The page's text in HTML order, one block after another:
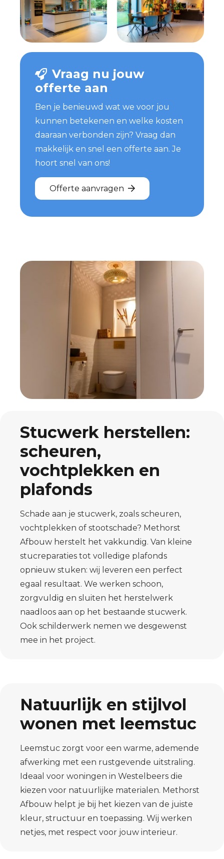
Vraag nu jouw
offerte aan
Ben je benieuwd wat we voor jou
kunnen betekenen en welke kosten
daaraan verbonden zijn? Vraag dan
makkelijk en snel een offerte aan. Je
hoort snel van ons!
Offerte aanvragen
Stucwerk herstellen:
scheuren,
vochtplekken en
plafonds
Schade aan je stucwerk, zoals scheuren,
vochtplekken of stootschade? Methorst
Afbouw herstelt het vakkundig. Van kleine
stucreparaties tot volledige plafonds
opnieuw stuken: wij leveren een perfect
egaal resultaat. We werken schoon,
zorgvuldig en sluiten het herstelwerk
naadloos aan op het bestaande stucwerk.
Ook schilderwerk nemen we desgewenst
mee in het project.
Natuurlijk en stijlvol
wonen met leemstuc
Leemstuc zorgt voor een warme, ademende
afwerking met een rustgevende uitstraling.
Ideaal voor woningen in Westelbeers die
kiezen voor natuurlijke materialen. Methorst
Afbouw helpt je bij het kiezen van de juiste
kleur, structuur en toepassing. Wij werken
netjes, met respect voor jouw interieur.